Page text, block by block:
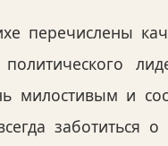
перечислены
милостивым и
заботиться